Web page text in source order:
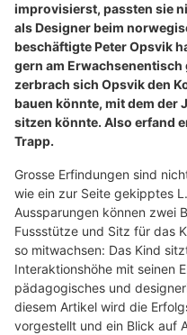
improvisierst, passten sie
als Designer beim
beschäftigte Peter Opsvik
gern am Erwachsenentisch
zerbrach sich Opsvik den
bauen könnte, mit dem der
sitzen könnte. Also erfand
Trapp.
Grosse Erfindungen sind
wie ein zur Seite gekipptes
Aussparungen können zwei
Fussstütze und Sitz für das
so mitwachsen: Das Kind
Interaktionshöhe mit seinen
pädagogisches und
diesem Artikel wird die
vorgestellt und ein Blick auf